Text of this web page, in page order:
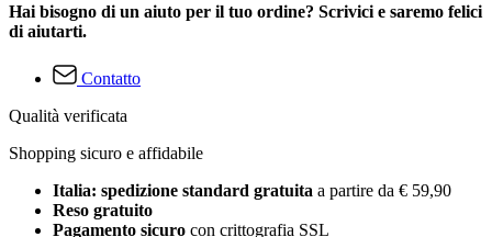
Hai bisogno di un aiuto per il tuo ordine? Scrivici e saremo felici
di aiutarti.
Contatto
Qualità verificata
Shopping sicuro e affidabile
Italia: spedizione standard gratuita a partire da € 59,90
Reso gratuito
Pagamento sicuro con crittografia SSL